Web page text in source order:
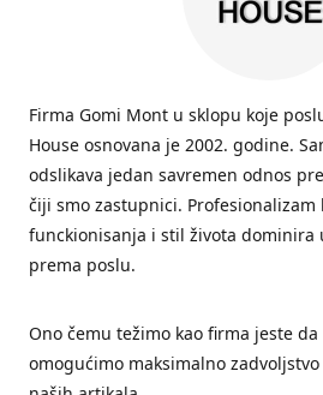
Firma Gomi Mont u sklopu koje
House osnovana je 2002. godine.
odslikava jedan savremen odnos
čiji smo zastupnici. Profesionalizam
funckionisanja i stil života dominira
prema poslu.
Ono čemu težimo kao firma jeste
omogućimo maksimalno